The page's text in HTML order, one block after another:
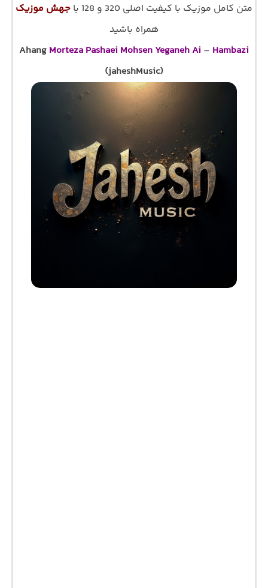
متن کامل موزیک با کیفیت اصلی 320 و 128 با
جهش موزیک
همراه باشید
Ahang Morteza Pashaei Mohsen Yeganeh Ai – Hambazi
(jaheshMusic)